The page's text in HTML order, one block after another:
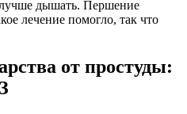
лучше дышать. Першение
лечение помогло, так что
от простуды: